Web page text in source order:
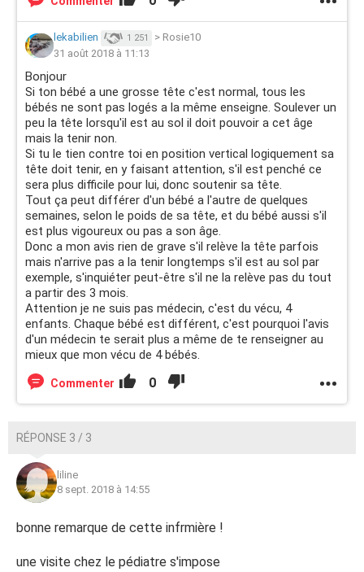
lekabilien 1 251 > Rosie10
31 août 2018 à 11:13
Bonjour
Si ton bébé a une grosse tête c'est normal, tous les
bébés ne sont pas logés a la même enseigne. Soulever un
peu la tête lorsqu'il est au sol il doit pouvoir a cet âge
mais la tenir non.
Si tu le tien contre toi en position vertical logiquement sa
tête doit tenir, en y faisant attention, s'il est penché ce
sera plus difficile pour lui, donc soutenir sa tête.
Tout ça peut différer d'un bébé a l'autre de quelques
semaines, selon le poids de sa tête, et du bébé aussi s'il
est plus vigoureux ou pas a son âge.
Donc a mon avis rien de grave s'il relève la tête parfois
mais n'arrive pas a la tenir longtemps s'il est au sol par
exemple, s'inquiéter peut-être s'il ne la relève pas du tout
a partir des 3 mois.
Attention je ne suis pas médecin, c'est du vécu, 4
enfants. Chaque bébé est différent, c'est pourquoi l'avis
d'un médecin te serait plus a même de te renseigner au
mieux que mon vécu de 4 bébés.
Commenter 0
RÉPONSE 3 / 3
liline
8 sept. 2018 à 14:55
bonne remarque de cette infrmière !
une visite chez le pédiatre s'impose